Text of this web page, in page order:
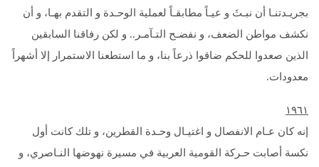
بجريـدتنـا أن نبـثَ و عيـاً مطابقـاً لعملية الوحـدة و التقدم بهـا، و أن
نكشف مواطن الضعف، و نفضـح التـآمـر.. و لكن رفاقنا السابقين
الذين صعدوا للحكم ضاقوا ذرعاً بنا، و ما استطعنا الاستمرار إلا أشهراً
معدودات.
۱۹٦۱
إنه كان عـام الانفصال و اغتيـال وحـدة القطرين، و تلك كانت أول
نكسة أصابت حـركة القومية العربية في مسيرة نهوضها النـاصري، و